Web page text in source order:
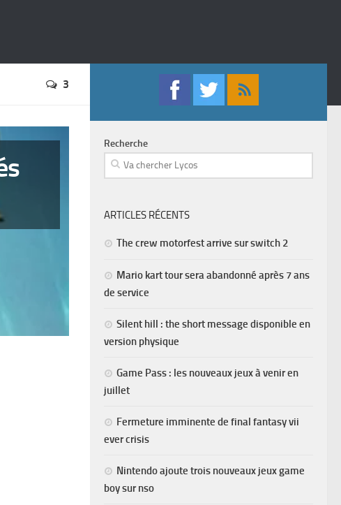
3
Recherche
ARTICLES RÉCENTS
The crew motorfest arrive sur switch 2
Mario kart tour sera abandonné après 7 ans
de service
Silent hill : the short message disponible en
version physique
Game Pass : les nouveaux jeux à venir en
juillet
Fermeture imminente de final fantasy vii
ever crisis
Nintendo ajoute trois nouveaux jeux game
boy sur nso